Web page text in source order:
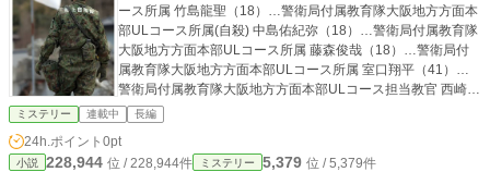
ース所属 竹島龍聖（18）…警衛局付属教育隊大阪地方方面本
部ULコース所属(自殺) 中島佑紀弥（18）…警衛局付属教育隊
大阪地方方面本部ULコース所属 藤森俊哉（18）…警衛局付
属教育隊大阪地方方面本部ULコース所属 室口翔平（41）…
警衛局付属教育隊大阪地方方面本部ULコース担当教官 西崎保
法（38）…警衛局付属教育隊大阪地方方面本部ULコース担当
教官 北家徳仁（59）…警衛局付属教育隊大阪地方方面本部部
長
ミステリー 連載中 長編
24h.ポイント 0pt
小説 228,944 位 / 228,944件 ミステリー 5,379 位 / 5,379件